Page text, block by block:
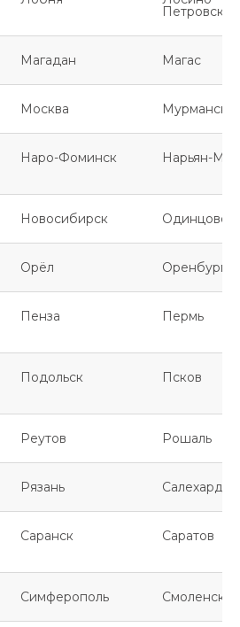
Петровский
Магадан Магас
Москва Мурманск
Наро-Фоминск Нарьян-Мар
Новосибирск Одинцово
Орёл Оренбург
Пенза Пермь
Подольск Псков
Реутов Рошаль
Рязань Салехард
Саранск Саратов
Симферополь Смоленск